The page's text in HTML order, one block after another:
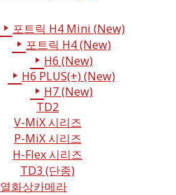
포트릭 H4 Mini (New)
포트릭 H4 (New)
H6 (New)
H6 PLUS(+) (New)
H7 (New)
TD2
V-MiX 시리즈
P-MiX 시리즈
H-Flex 시리즈
TD3 (단종)
열화상카메라